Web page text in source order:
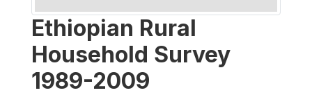
Ethiopian Rural
Household Survey
1989-2009